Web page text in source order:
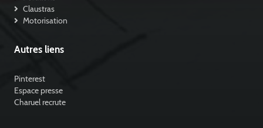
Claustras
Motorisation
Autres liens
Pinterest
Espace presse
Charuel recrute